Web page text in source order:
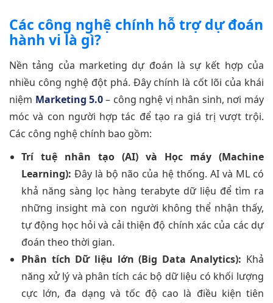
Các công nghệ chính hỗ trợ dự đoán
hành vi là gì?
Nền tảng của marketing dự đoán là sự kết hợp của
nhiều công nghệ đột phá. Đây chính là cốt lõi của khái
niệm Marketing 5.0– công nghệ vị nhân sinh, nơi máy
móc và con người hợp tác để tạo ra giá trị vượt trội.
Các công nghệ chính bao gồm:
Trí tuệ nhân tạo (AI) và Học máy (Machine
Learning): Đây là bộ não của hệ thống. AI và ML có
khả năng sàng lọc hàng terabyte dữ liệu để tìm ra
những insight mà con người không thể nhận thấy,
tự động học hỏi và cải thiện độ chính xác của các dự
đoán theo thời gian.
Phân tích Dữ liệu lớn (Big Data Analytics): Khả
năng xử lý và phân tích các bộ dữ liệu có khối lượng
cực lớn, đa dạng và tốc độ cao là điều kiện tiên